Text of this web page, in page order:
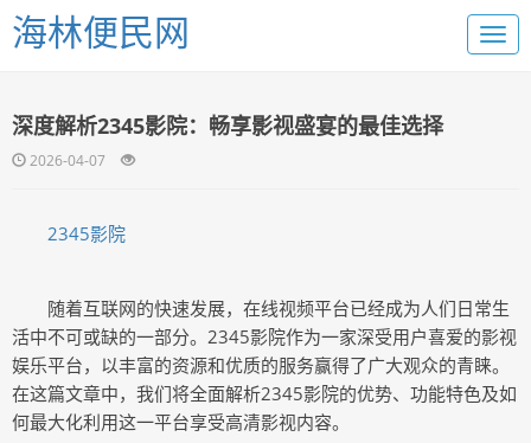
海林便民网
深度解析2345影院：畅享影视盛宴的最佳选择
2026-04-07
2345影院
随着互联网的快速发展，在线视频平台已经成为人们日常生
活中不可或缺的一部分。2345影院作为一家深受用户喜爱的影视
娱乐平台，以丰富的资源和优质的服务赢得了广大观众的青睐。
在这篇文章中，我们将全面解析2345影院的优势、功能特色及如
何最大化利用这一平台享受高清影视内容。